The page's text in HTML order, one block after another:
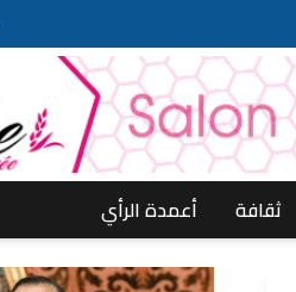
ثقافة أعمدة الرأي